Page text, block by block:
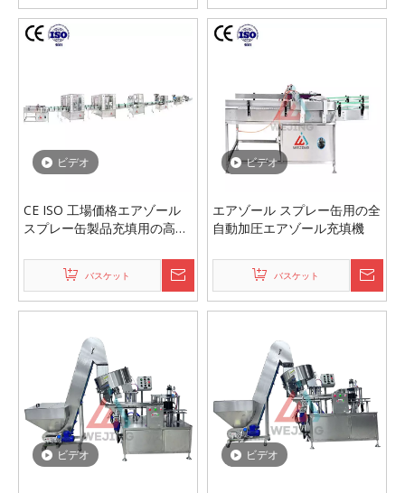
ビデオ
CE ISO 工場価格エアゾール
スプレー缶製品充填用の高速
バスケット
ビデオ
エアゾール スプレー缶用の全
自動加圧エアゾール充填機
バスケット
ビデオ ビデオ